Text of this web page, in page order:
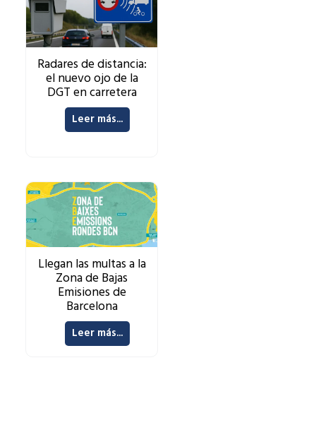
Radares de distancia:
el nuevo ojo de la
DGT en carretera
Leer más...
Llegan las multas a la
Zona de Bajas
Emisiones de
Barcelona
Leer más...